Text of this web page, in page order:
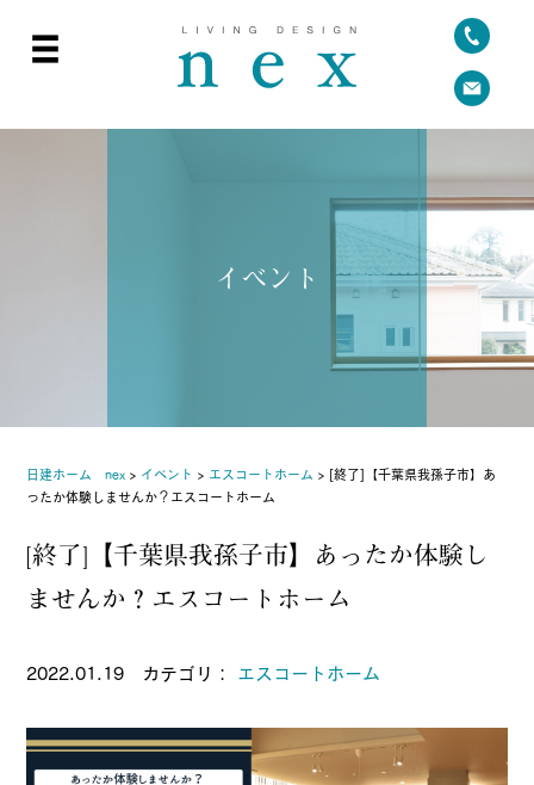
イベント
日建ホーム nex > イベント > エスコートホーム > [終了]【千葉県我孫子市】あ
ったか体験しませんか？エスコートホーム
[終了]【千葉県我孫子市】あったか体験し
ませんか？エスコートホーム
2022.01.19 カテゴリ： エスコートホーム